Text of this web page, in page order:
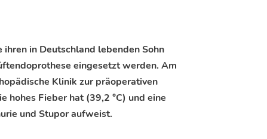
in Deutschland lebenden Sohn
eingesetzt werden. Am
Klinik zur präoperativen
hohes Fieber hat (39,2 °C) und eine
und Stupor aufweist.